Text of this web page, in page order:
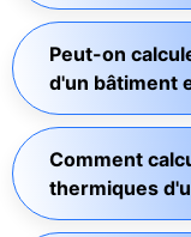
Peut-on
d'un bâtiment
Comment
thermiques